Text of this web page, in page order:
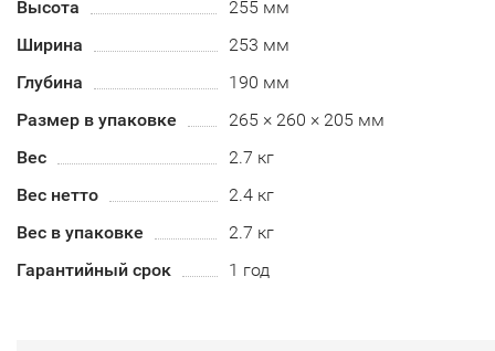
Высота
255 мм
Ширина
253 мм
Глубина
190 мм
Размер в упаковке
265 × 260 × 205 мм
Вес
2.7 кг
Вес нетто
2.4 кг
Вес в упаковке
2.7 кг
Гарантийный срок
1 год